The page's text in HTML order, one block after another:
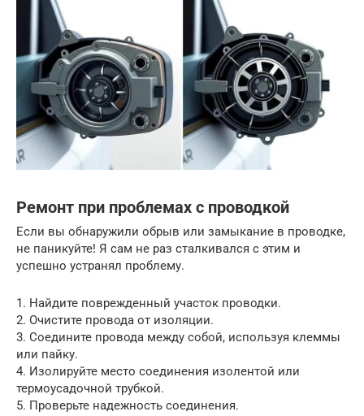
Ремонт при проблемах с проводкой
Если вы обнаружили обрыв или замыкание в проводке,
не паникуйте! Я сам не раз сталкивался с этим и
успешно устранял проблему.
1. Найдите поврежденный участок проводки.
2. Очистите провода от изоляции.
3. Соедините провода между собой, используя клеммы
или пайку.
4. Изолируйте место соединения изолентой или
термоусадочной трубкой.
5. Проверьте надежность соединения.